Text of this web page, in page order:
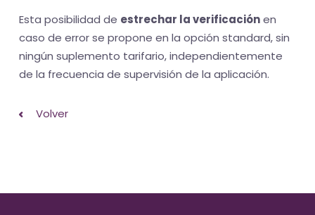
Esta posibilidad de estrechar la verificaciónen
caso de error se propone en la opción standard, sin
ningún suplemento tarifario, independientemente
de la frecuencia de supervisión de la aplicación.
Volver